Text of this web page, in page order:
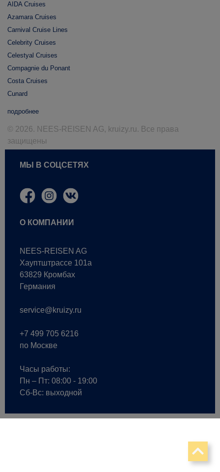
AIDA Cruises
Azamara Cruises
Carnival Cruise Lines
Celebrity Cruises
Celestyal Cruises
Compagnie du Ponant
Costa Cruises
Cunard
подробнее
© 2026. NEES-REISEN AG, kruizy.ru. Все права
защищены
МЫ В СОЦСЕТЯХ
О КОМПАНИИ
NEES-REISEN AG
Хауптштрассе 101a
63829 Кромбах
Германия
service@kruizy.ru
+7 499 705 6216
по Москве
Часы работы:
Пн – Пт: 08:00 - 19:00
Сб-Вс: выходной